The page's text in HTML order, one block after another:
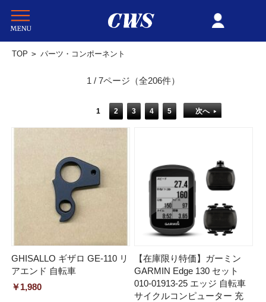
TOP > パーツ・コンポーネント
1 / 7ページ （全206件）
1 2 3 4 5 次へ
GHISALLO ギザロ GE-110 リ
アエンド 自転車
￥1,980
【在庫限り特価】ガーミン
GARMIN Edge 130 セット
010-01913-25 エッジ 自転車
サイクルコンピューター 充